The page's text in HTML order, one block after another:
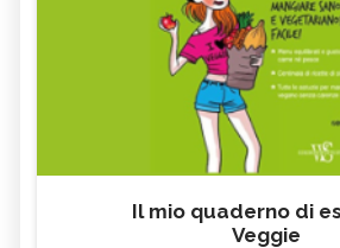
Il mio quaderno di
Veggie